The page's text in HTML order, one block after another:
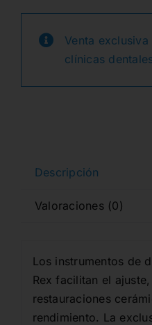
314-
01.8-
M
FG
Venta
clínicas
Descripción
Valoraciones (0)
Los instrumentos de
Rex facilitan el
restauraciones
rendimiento. La